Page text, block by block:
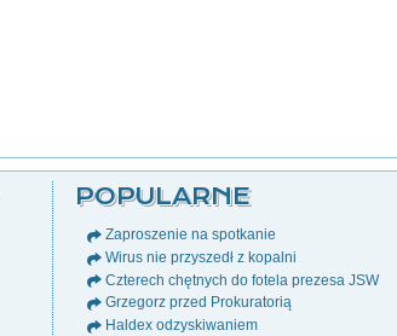
POPULARNE
Zaproszenie na spotkanie
Wirus nie przyszedł z kopalni
Czterech chętnych do fotela prezesa JSW
Grzegorz przed Prokuratorią
Haldex odzyskiwaniem